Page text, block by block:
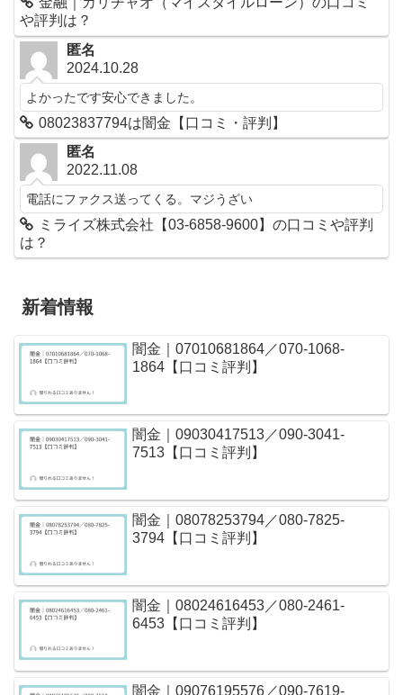
や評判は？
匿名
2024.10.28
よかったです安心できました。
08023837794は闇金【口コミ・評判】
匿名
2022.11.08
電話にファクス送ってくる。マジうざい
ミライズ株式会社【03-6858-9600】の口コミや評判
は？
新着情報
闇金｜07010681864／070-1068-
1864【口コミ評判】
闇金｜09030417513／090-3041-
7513【口コミ評判】
闇金｜08078253794／080-7825-
3794【口コミ評判】
闇金｜08024616453／080-2461-
6453【口コミ評判】
闇金｜09076195576／090-7619-